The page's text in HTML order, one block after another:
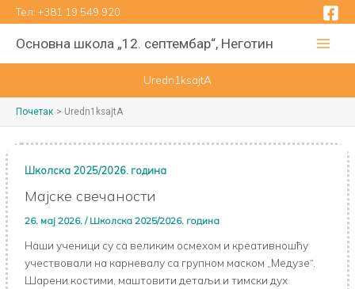
Пређи
на
садржај
Тел: +381 19 549 920
Основна школа „12. септембар“, Неготин
Uredn1ksajtA
Почетак Uredn1ksajtA
Школска 2025/2026. година
Мајске свечаности
26. мај 2026. / Школска 2025/2026. година
Наши ученици су са великим осмехом и креативношћу
учествовали на карневалу са групном маском „Медузе“.
Шарени костими, маштовити детаљи и тимски дух